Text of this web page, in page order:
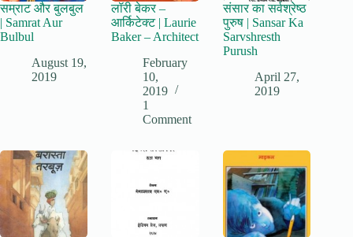
सम्राट और बुलबुल
| Samrat Aur
Bulbul
August 19,
2019
लॉरी बेकर –
आर्किटेक्ट | Laurie
Baker – Architect
February
10,
2019
1
Comment
संसार का सर्वश्रेष्ठ
पुरुष | Sansar Ka
Sarvshresth
Purush
April 27,
2019